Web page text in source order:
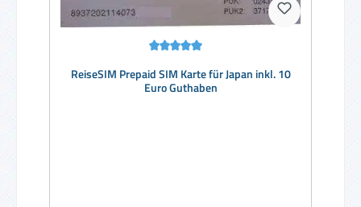
ReiseSIM Prepaid SIM Karte für Japan inkl. 10
Euro Guthaben